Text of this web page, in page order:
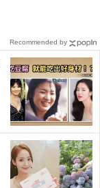
Recommended by